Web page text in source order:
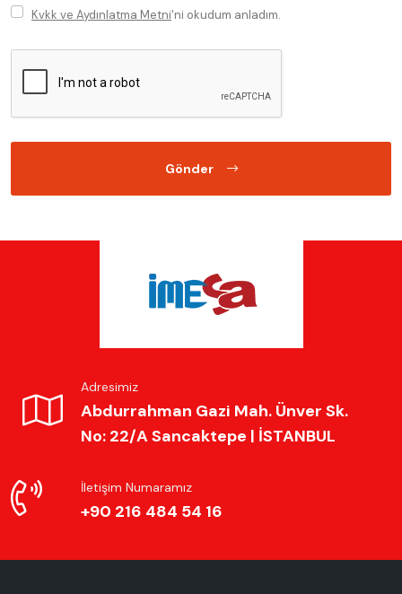
Kvkk ve Aydınlatma Metni'ni okudum anladım.
Gönder
İletişim Numaramız
+90 216 484 54 16
Adresimiz
Abdurrahman Gazi Mah. Ünver Sk.
No: 22/A Sancaktepe | İSTANBUL